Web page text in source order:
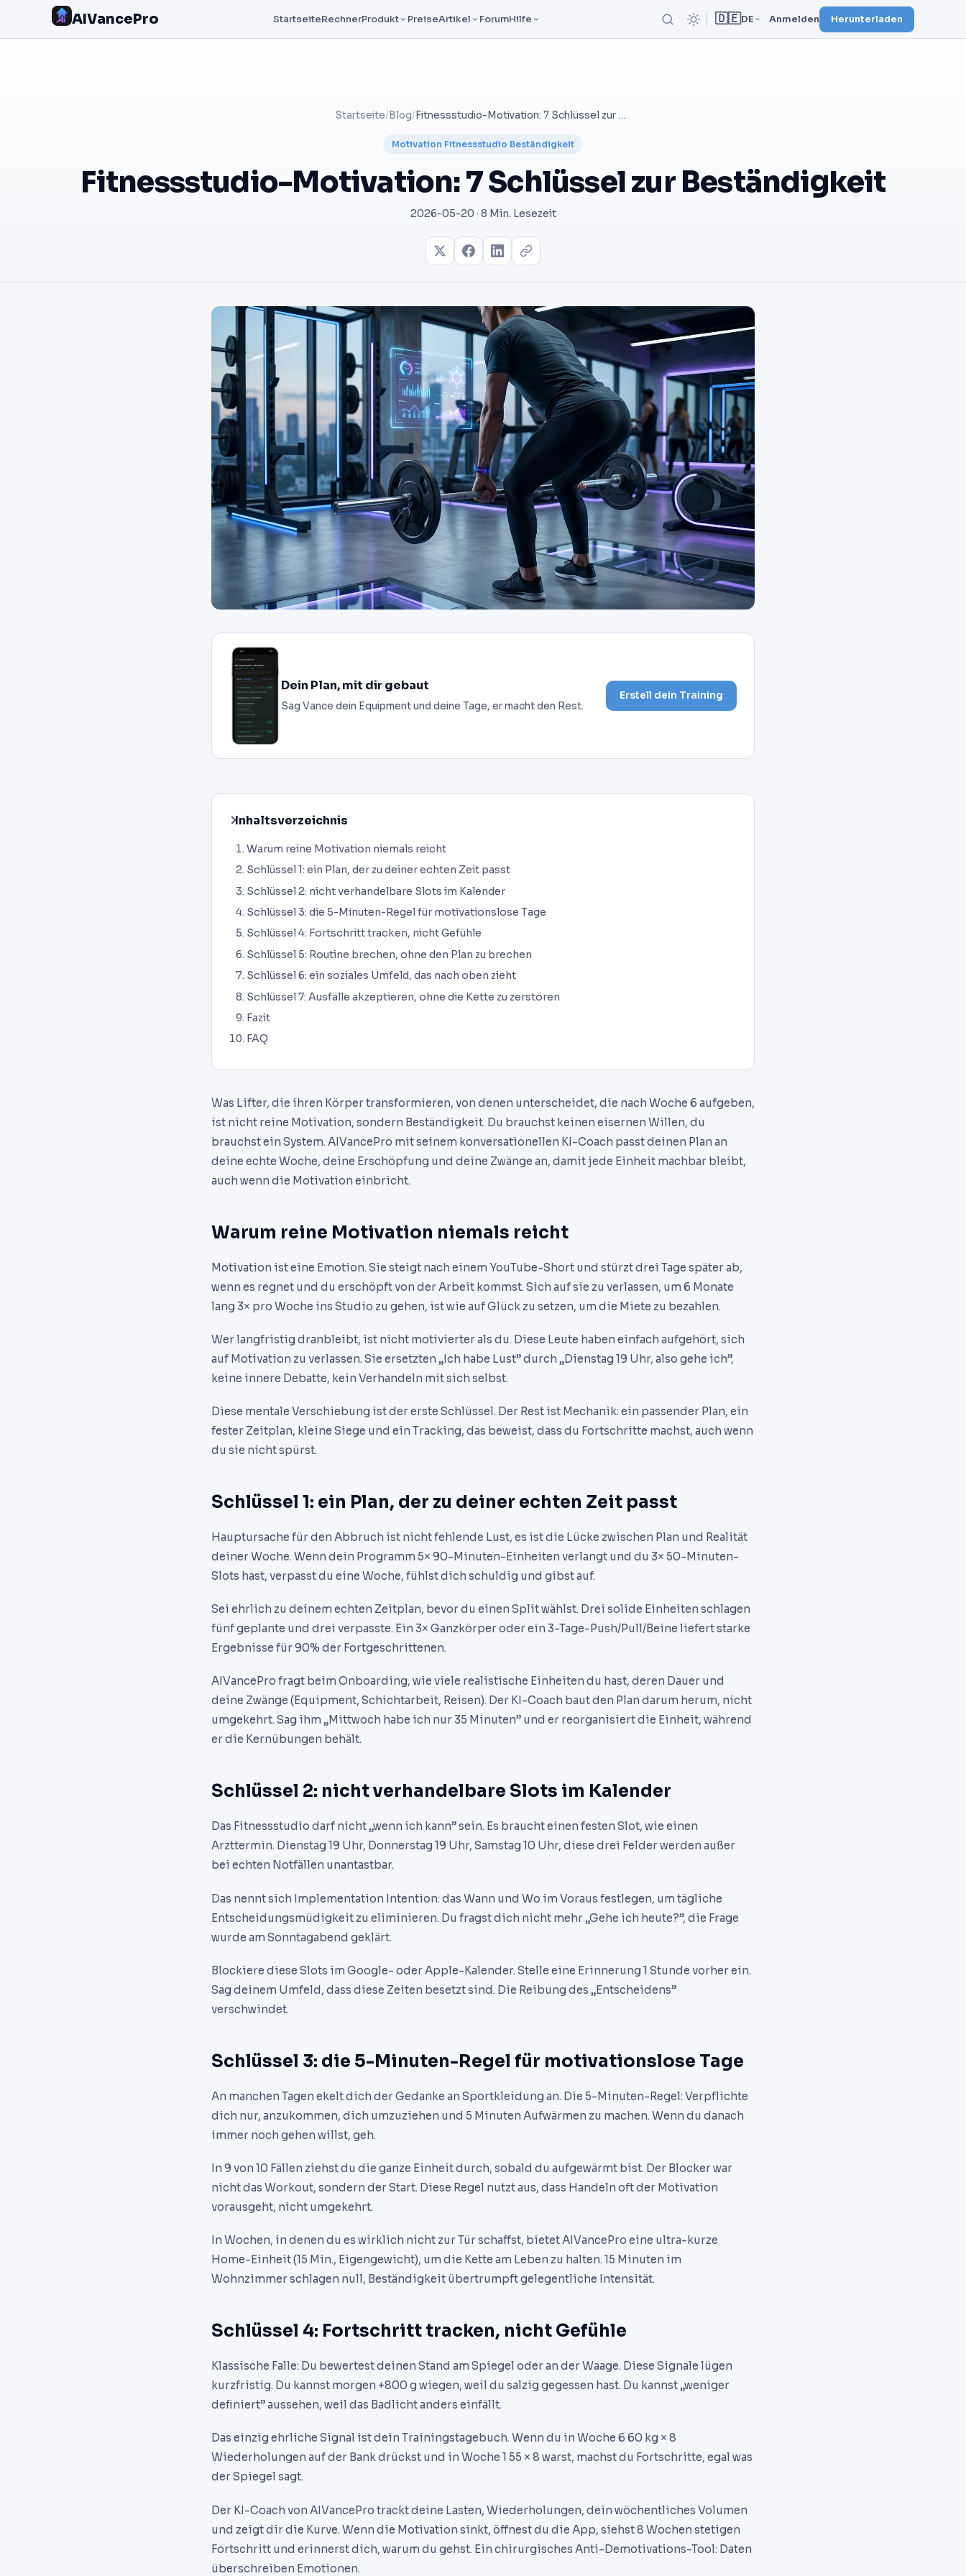
AIVancePro StartseiteRechnerProdukt PreiseArtikel ForumHilfe 🇩🇪DE Anmelden Herunterladen
Startseite/ Blog/ Fitnessstudio-Motivation: 7 Schlüssel zur Beständigkeit
Motivation Fitnessstudio Beständigkeit
Fitnessstudio-Motivation: 7 Schlüssel zur Beständigkeit
2026-05-20 · 8 Min. Lesezeit
Dein Plan, mit dir gebaut
Sag Vance dein Equipment und deine Tage, er macht den Rest.
Erstell dein Training
Inhaltsverzeichnis
Warum reine Motivation niemals reicht
Schlüssel 1: ein Plan, der zu deiner echten Zeit passt
Schlüssel 2: nicht verhandelbare Slots im Kalender
Schlüssel 3: die 5-Minuten-Regel für motivationslose Tage
Schlüssel 4: Fortschritt tracken, nicht Gefühle
Schlüssel 5: Routine brechen, ohne den Plan zu brechen
Schlüssel 6: ein soziales Umfeld, das nach oben zieht
Schlüssel 7: Ausfälle akzeptieren, ohne die Kette zu zerstören
Fazit
FAQ
Was Lifter, die ihren Körper transformieren, von denen unterscheidet, die nach Woche 6 aufgeben,
ist nicht reine Motivation, sondern Beständigkeit. Du brauchst keinen eisernen Willen, du
brauchst ein System. AIVancePro mit seinem konversationellen KI-Coach passt deinen Plan an
deine echte Woche, deine Erschöpfung und deine Zwänge an, damit jede Einheit machbar bleibt,
auch wenn die Motivation einbricht.
Warum reine Motivation niemals reicht
Motivation ist eine Emotion. Sie steigt nach einem YouTube-Short und stürzt drei Tage später ab,
wenn es regnet und du erschöpft von der Arbeit kommst. Sich auf sie zu verlassen, um 6 Monate
lang 3× pro Woche ins Studio zu gehen, ist wie auf Glück zu setzen, um die Miete zu bezahlen.
Wer langfristig dranbleibt, ist nicht motivierter als du. Diese Leute haben einfach aufgehört, sich
auf Motivation zu verlassen. Sie ersetzten „Ich habe Lust” durch „Dienstag 19 Uhr, also gehe ich”,
keine innere Debatte, kein Verhandeln mit sich selbst.
Diese mentale Verschiebung ist der erste Schlüssel. Der Rest ist Mechanik: ein passender Plan, ein
fester Zeitplan, kleine Siege und ein Tracking, das beweist, dass du Fortschritte machst, auch wenn
du sie nicht spürst.
Schlüssel 1: ein Plan, der zu deiner echten Zeit passt
Hauptursache für den Abbruch ist nicht fehlende Lust, es ist die Lücke zwischen Plan und Realität
deiner Woche. Wenn dein Programm 5× 90-Minuten-Einheiten verlangt und du 3× 50-Minuten-
Slots hast, verpasst du eine Woche, fühlst dich schuldig und gibst auf.
Sei ehrlich zu deinem echten Zeitplan, bevor du einen Split wählst. Drei solide Einheiten schlagen
fünf geplante und drei verpasste. Ein 3× Ganzkörper oder ein 3-Tage-Push/Pull/Beine liefert starke
Ergebnisse für 90% der Fortgeschrittenen.
AIVancePro fragt beim Onboarding, wie viele realistische Einheiten du hast, deren Dauer und
deine Zwänge (Equipment, Schichtarbeit, Reisen). Der KI-Coach baut den Plan darum herum, nicht
umgekehrt. Sag ihm „Mittwoch habe ich nur 35 Minuten” und er reorganisiert die Einheit, während
er die Kernübungen behält.
Schlüssel 2: nicht verhandelbare Slots im Kalender
Das Fitnessstudio darf nicht „wenn ich kann” sein. Es braucht einen festen Slot, wie einen
Arzttermin. Dienstag 19 Uhr, Donnerstag 19 Uhr, Samstag 10 Uhr, diese drei Felder werden außer
bei echten Notfällen unantastbar.
Das nennt sich Implementation Intention: das Wann und Wo im Voraus festlegen, um tägliche
Entscheidungsmüdigkeit zu eliminieren. Du fragst dich nicht mehr „Gehe ich heute?”, die Frage
wurde am Sonntagabend geklärt.
Blockiere diese Slots im Google- oder Apple-Kalender. Stelle eine Erinnerung 1 Stunde vorher ein.
Sag deinem Umfeld, dass diese Zeiten besetzt sind. Die Reibung des „Entscheidens”
verschwindet.
Schlüssel 3: die 5-Minuten-Regel für motivationslose Tage
An manchen Tagen ekelt dich der Gedanke an Sportkleidung an. Die 5-Minuten-Regel: Verpflichte
dich nur, anzukommen, dich umzuziehen und 5 Minuten Aufwärmen zu machen. Wenn du danach
immer noch gehen willst, geh.
In 9 von 10 Fällen ziehst du die ganze Einheit durch, sobald du aufgewärmt bist. Der Blocker war
nicht das Workout, sondern der Start. Diese Regel nutzt aus, dass Handeln oft der Motivation
vorausgeht, nicht umgekehrt.
In Wochen, in denen du es wirklich nicht zur Tür schaffst, bietet AIVancePro eine ultra-kurze
Home-Einheit (15 Min., Eigengewicht), um die Kette am Leben zu halten. 15 Minuten im
Wohnzimmer schlagen null, Beständigkeit übertrumpft gelegentliche Intensität.
Schlüssel 4: Fortschritt tracken, nicht Gefühle
Klassische Falle: Du bewertest deinen Stand am Spiegel oder an der Waage. Diese Signale lügen
kurzfristig. Du kannst morgen +800 g wiegen, weil du salzig gegessen hast. Du kannst „weniger
definiert” aussehen, weil das Badlicht anders einfällt.
Das einzig ehrliche Signal ist dein Trainingstagebuch. Wenn du in Woche 6 60 kg × 8
Wiederholungen auf der Bank drückst und in Woche 1 55 × 8 warst, machst du Fortschritte, egal was
der Spiegel sagt.
Der KI-Coach von AIVancePro trackt deine Lasten, Wiederholungen, dein wöchentliches Volumen
und zeigt dir die Kurve. Wenn die Motivation sinkt, öffnest du die App, siehst 8 Wochen stetigen
Fortschritt und erinnerst dich, warum du gehst. Ein chirurgisches Anti-Demotivations-Tool: Daten
überschreiben Emotionen.